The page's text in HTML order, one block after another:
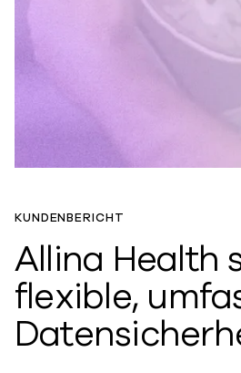
KUNDENBERICHT
Allina Health
flexible,